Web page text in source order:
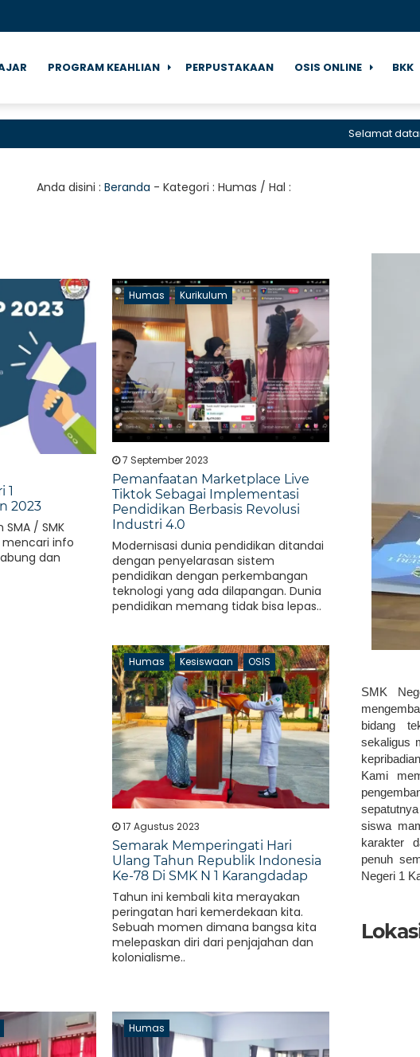
PROGRAM KEAHLIAN PERPUSTAKAAN OSIS ONLINE BKK
Selamat datang di
Anda disini : Beranda - Kategori : Humas / Hal :
1
2023
SMA / SMK
info
dan
Humas Kurikulum
7 September 2023
Pemanfaatan Marketplace Live
Tiktok Sebagai Implementasi
Pendidikan Berbasis Revolusi
Industri 4.0
Modernisasi dunia pendidikan ditandai
dengan penyelarasan sistem
pendidikan dengan perkembangan
teknologi yang ada dilapangan. Dunia
pendidikan memang tidak bisa lepas..
Humas Kesiswaan OSIS
17 Agustus 2023
Semarak Memperingati Hari
Ulang Tahun Republik Indonesia
Ke-78 Di SMK N 1 Karangdadap
Tahun ini kembali kita merayakan
peringatan hari kemerdekaan kita.
Sebuah momen dimana bangsa kita
melepaskan diri dari penjajahan dan
kolonialisme..
Humas
SMK
bidang
sekaligus
Kami
siswa
karakter
penuh
Negeri 1